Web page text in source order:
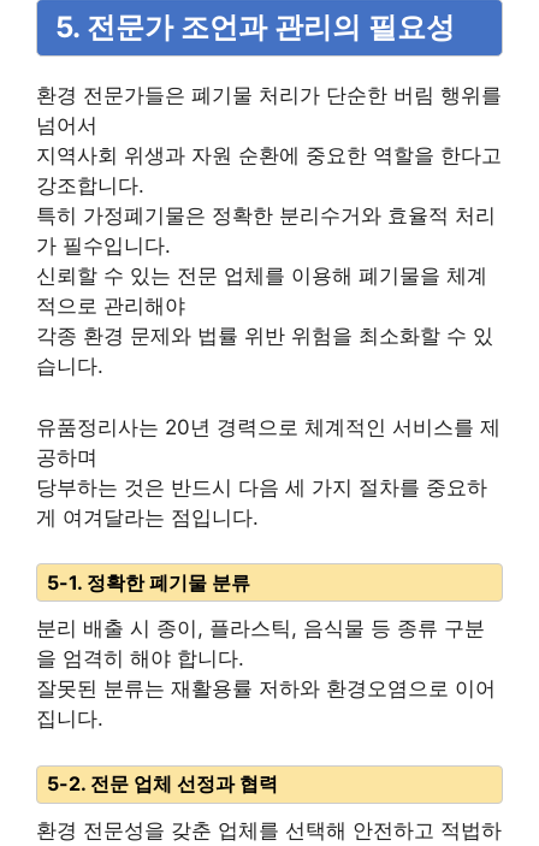
5. 전문가 조언과 관리의 필요성
환경 전문가들은 폐기물 처리가 단순한 버림 행위를
넘어서
지역사회 위생과 자원 순환에 중요한 역할을 한다고
강조합니다.
특히 가정폐기물은 정확한 분리수거와 효율적 처리
가 필수입니다.
신뢰할 수 있는 전문 업체를 이용해 폐기물을 체계
적으로 관리해야
각종 환경 문제와 법률 위반 위험을 최소화할 수 있
습니다.
유품정리사는 20년 경력으로 체계적인 서비스를 제
공하며
당부하는 것은 반드시 다음 세 가지 절차를 중요하
게 여겨달라는 점입니다.
5-1. 정확한 폐기물 분류
분리 배출 시 종이, 플라스틱, 음식물 등 종류 구분
을 엄격히 해야 합니다.
잘못된 분류는 재활용률 저하와 환경오염으로 이어
집니다.
5-2. 전문 업체 선정과 협력
환경 전문성을 갖춘 업체를 선택해 안전하고 적법하